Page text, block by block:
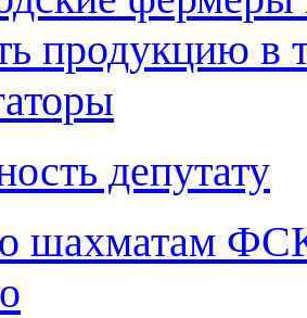
продукцию в
депутату
шахматам